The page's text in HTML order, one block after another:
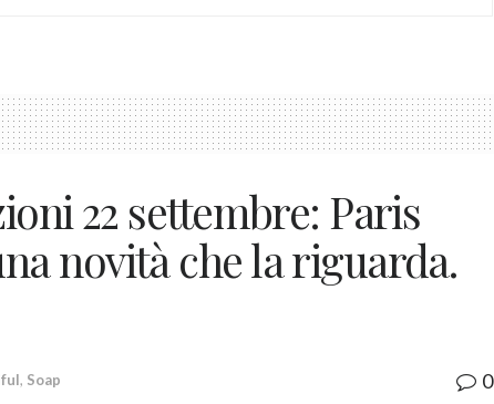
22 settembre: Paris
novità che la riguarda.
, Soap 0